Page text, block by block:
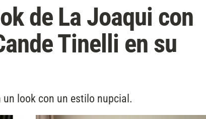
de La Joaqui con
Tinelli en su
look con un estilo nupcial.